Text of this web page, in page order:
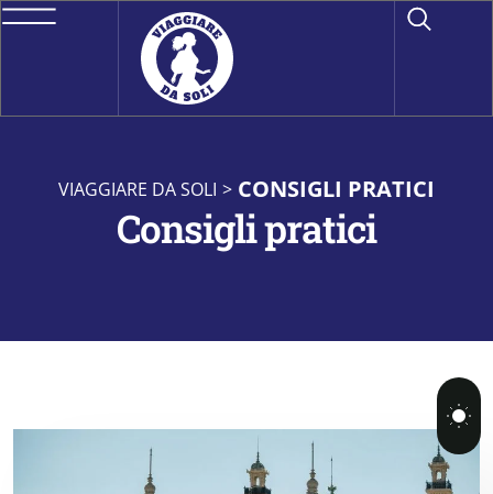
VIAGGIARE DA SOLI > CONSIGLI PRATICI
Consigli pratici